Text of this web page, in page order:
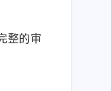
整的审